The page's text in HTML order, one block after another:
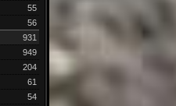
55
56
931
949
204
61
54